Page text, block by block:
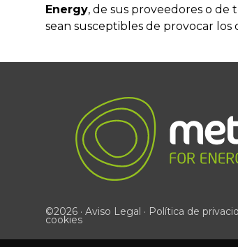
Energy, de sus proveedores o de
sean susceptibles de provocar
©2026 · Aviso Legal · Política de
cookies